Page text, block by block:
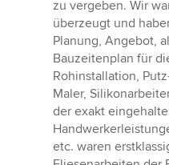
Sternen
zu vergeben. Wir
überzeugt und
Planung, Angebot,
Bauzeitenplan für
Rohinstallation,
Maler,
der exakt
etc. waren